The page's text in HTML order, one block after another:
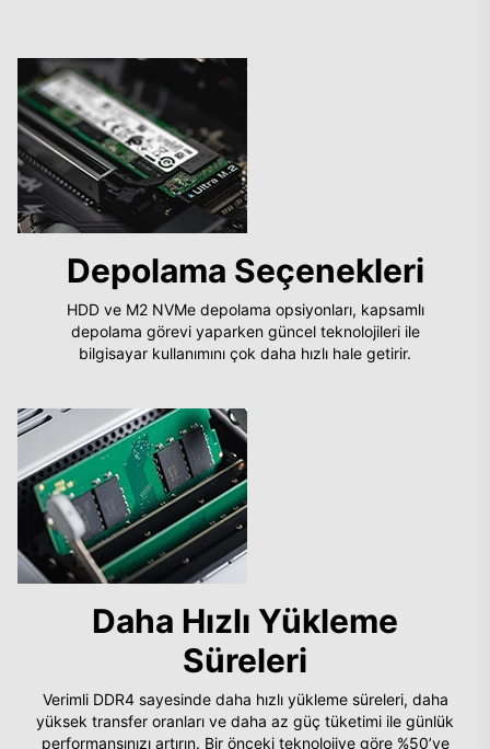
Depolama Seçenekleri
HDD ve M2 NVMe depolama opsiyonları, kapsamlı
depolama görevi yaparken güncel teknolojileri ile
bilgisayar kullanımını çok daha hızlı hale getirir.
Daha Hızlı Yükleme
Süreleri
Verimli DDR4 sayesinde daha hızlı yükleme süreleri, daha
yüksek transfer oranları ve daha az güç tüketimi ile günlük
performansınızı artırın. Bir önceki teknolojiye göre %50’ye